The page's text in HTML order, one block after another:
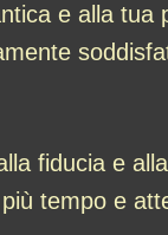
e alla tua
fiducia e
tempo e